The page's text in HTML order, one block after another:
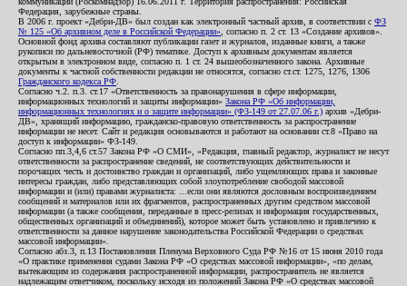
Федерация, зарубежные страны.
В 2006 г. проект «Дебри-ДВ» был создан как электронный частный архив, в соответствии с ФЗ
№ 125 «Об архивном деле в Российской Федерации» , согласно п. 2 ст. 13 «Создание архивов».
Основной фонд архива составляют публикации газет и журналов, изданные книги, а также
рукописи по дальневосточной (РФ) тематике. Доступ к архивным документам является
открытым в электронном виде, согласно п. 1 ст. 24 вышеобозначенного закона. Архивные
документы к частной собственности редакции не относятся, согласно ст.ст. 1275, 1276, 1306
Гражданского кодекса РФ
Согласно ч.2. п.3. ст.17 «Ответственность за правонарушения в сфере информации,
информационных технологий и защиты информации» Закона РФ «Об информации,
информационных технологиях и о защите информации» (ФЗ-149 от 27.07.06 г.) архив «Дебри-
ДВ», хранящий информацию, гражданско-правовую ответственность за распространение
информации не несет. Сайт и редакция основываются и работают на основании ст.8 «Право на
доступ к информации» ФЗ-149.
Согласно пп.3,4,6 ст.57 Закона РФ «О СМИ», «Редакция, главный редактор, журналист не несут
ответственности за распространение сведений, не соответствующих действительности и
порочащих честь и достоинство граждан и организаций, либо ущемляющих права и законные
интересы граждан, либо представляющих собой злоупотребление свободой массовой
информации и (или) правами журналиста: ...если они являются дословным воспроизведением
сообщений и материалов или их фрагментов, распространенных другим средством массовой
информации (а также сообщения, переданные в пресс-релизах и информация государственных,
общественных организаций и объединений), которое может быть установлено и привлечено к
ответственности за данное нарушение законодательства Российской Федерации о средствах
массовой информации».
Согласно абз.3, п.13 Постановления Пленума Верховного Суда РФ №16 от 15 июня 2010 года
«О практике применения судами Закона РФ «О средствах массовой информации», «по делам,
вытекающим из содержания распространенной информации, распространитель не является
надлежащим ответчиком, поскольку исходя из положений Закона РФ «О средствах массовой